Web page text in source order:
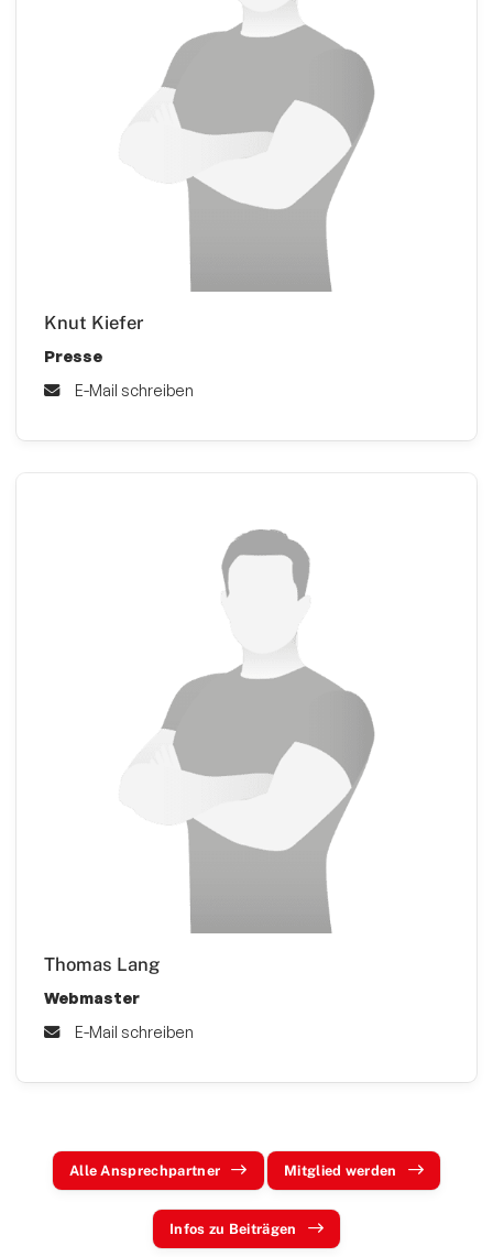
Knut Kiefer
Presse
E-Mail schreiben
Thomas Lang
Webmaster
E-Mail schreiben
Alle Ansprechpartner Mitglied werden
Infos zu Beiträgen